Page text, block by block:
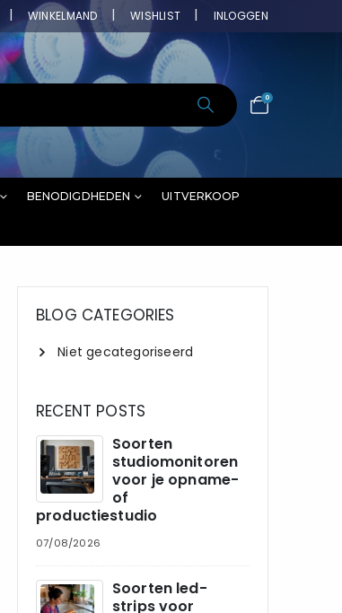
WINKELMAND WISHLIST INLOGGEN
0
BENODIGDHEDEN UITVERKOOP
BLOG CATEGORIES
Niet gecategoriseerd
RECENT POSTS
Soorten
studiomonitoren
voor je opname-
of
productiestudio
07/08/2026
Soorten led-
strips voor